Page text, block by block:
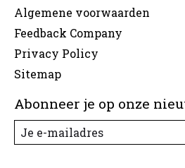
Algemene voorwaarden
Feedback Company
Privacy Policy
Sitemap
Abonneer je op onze